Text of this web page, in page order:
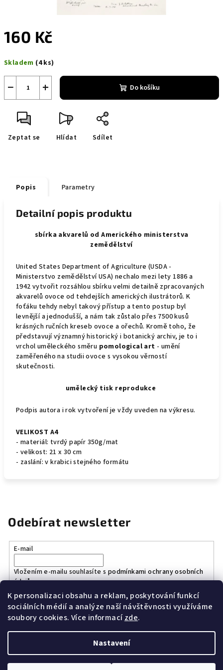
K personalizaci obsahu a reklam, poskytování funkcí
sociálních médií a analýze naší návštěvnosti využíváme
soubory cookies. Více informacízde.
Nastavení
160 Kč
cena:
Skladem (4 ks)
+
− Do košíku
Zeptat se Hlídat Sdílet
Popis Parametry
Detailní popis produktu
sbírka akvarelů od Amerického ministerstva
zemědělství
United States Department of Agriculture (USDA -
Ministerstvo zemědělství USA) nechalo mezi lety 1886 a
1942 vytvořit rozsáhlou sbírku velmi detailně zpracovaných
akvarelů ovoce od tehdejších amerických ilustrátorů. K
foťáku tehdy nebyl takový přístup a tento postup byl
levnější a jednodušší, a nám tak zůstalo přes 7500 kusů
krásných ručních kreseb ovoce a ořechů. Kromě toho, že
představují významný historický i botanický archiv, je to i
vrchol uměleckého směru pomological art - umění
zaměřeného na studii ovoce s vysokou věrností
skutečnosti.
umělecký tisk reprodukce
Podpis autora i rok vytvoření je vždy uveden na výkresu.
VELIKOST A4
- materiál: tvrdý papír 350g/mat
- velikost: 21 x 30 cm
- zaslání: v krabici stejného formátu
Odebírat newsletter
E-mail
Vložením e-mailu souhlasíte s podmínkami ochrany osobních
údajů
Přihlásit se
Upravit nastavení cookies